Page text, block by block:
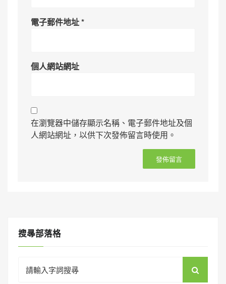
電子郵件地址*
個人網站網址
在瀏覽器中儲存顯示名稱、電子郵件地址及個
人網站網址，以供下次發佈留言時使用。
搜㝷部落格
for: